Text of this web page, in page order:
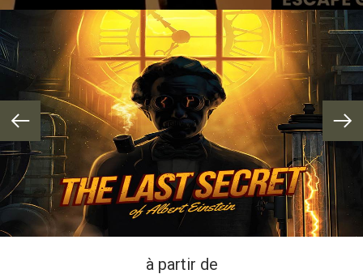
einstein
à partir de